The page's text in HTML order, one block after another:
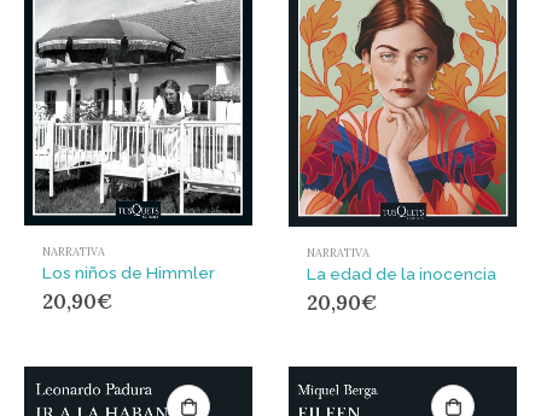
NARRATIVA
Los niños de Himmler
20,90€
NARRATIVA
La edad de la inocencia
20,90€